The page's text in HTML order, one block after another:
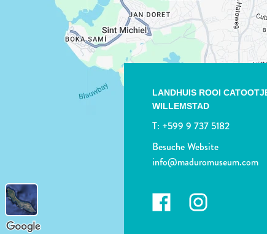
LANDHUIS ROOI
WILLEMSTAD
T: +599 9 737 5182
Besuche Website
info@maduromuseum.com